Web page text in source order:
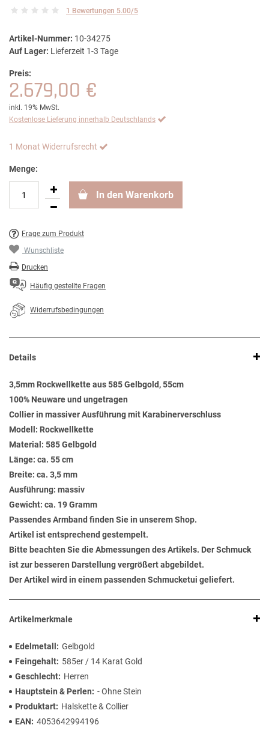
1 Bewertungen 5.00/5
Artikel-Nummer: 10-34275
Auf Lager: Lieferzeit 1-3 Tage
Preis:
2.679,00 €
inkl. 19% MwSt.
Kostenlose Lieferung innerhalb Deutschlands
1 Monat Widerrufsrecht
Menge:
In den Warenkorb
Frage zum Produkt
Wunschliste
Drucken
Häufig gestellte Fragen
Widerrufsbedingungen
Details
3,5mm Rockwellkette aus 585 Gelbgold, 55cm
100% Neuware und ungetragen
Collier in massiver Ausführung mit Karabinerverschluss
Modell: Rockwellkette
Material: 585 Gelbgold
Länge: ca. 55 cm
Breite: ca. 3,5 mm
Ausführung: massiv
Gewicht: ca. 19 Gramm
Passendes Armband finden Sie in unserem Shop.
Artikel ist entsprechend gestempelt.
Bitte beachten Sie die Abmessungen des Artikels. Der Schmuck
ist zur besseren Darstellung vergrößert abgebildet.
Der Artikel wird in einem passenden Schmucketui geliefert.
Artikelmerkmale
Edelmetall
Gelbgold
Feingehalt
585er / 14 Karat Gold
Geschlecht
Herren
Hauptstein & Perlen
- Ohne Stein
Produktart
Halskette & Collier
EAN
4053642994196